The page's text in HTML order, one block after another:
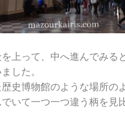
を上って、中へ進んでみる
した。
史博物館のような場所の
いて一つ一つ違う柄を見